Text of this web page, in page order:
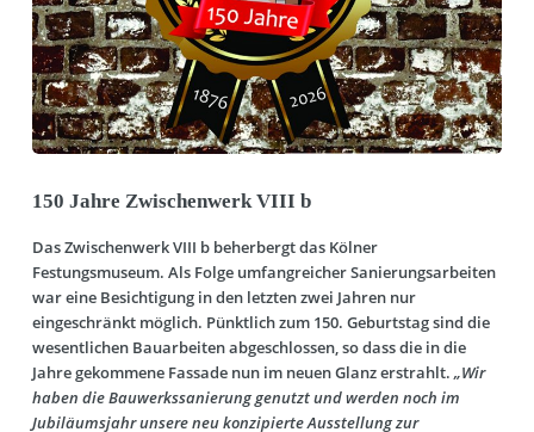
150 Jahre Zwischenwerk VIII b
Das Zwischenwerk VIII b beherbergt das Kölner
Festungsmuseum. Als Folge umfangreicher Sanierungsarbeiten
war eine Besichtigung in den letzten zwei Jahren nur
eingeschränkt möglich. Pünktlich zum 150. Geburtstag sind die
wesentlichen Bauarbeiten abgeschlossen, so dass die in die
Jahre gekommene Fassade nun im neuen Glanz erstrahlt. „Wir
haben die Bauwerkssanierung genutzt und werden noch im
Jubiläumsjahr unsere neu konzipierte Ausstellung zur